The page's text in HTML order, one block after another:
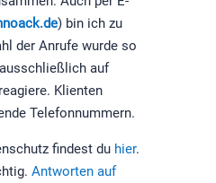
) bin ich zu
der Anrufe wurde so
auf
Klienten
Telefonnummern.
findest du hier.
Antworten auf